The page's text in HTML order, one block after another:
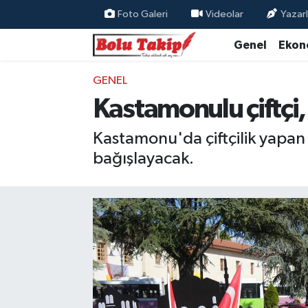
Foto Galeri Videolar
Genel
GENEL
Kastamonulu
Kastamonu'da çiftçilik yapan
bağışlayacak.